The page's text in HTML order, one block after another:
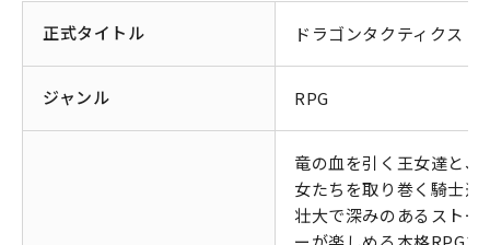
正式タイトル ドラゴンタクティクス
ジャンル RPG
竜の血を引く王女達と、
女たちを取り巻く騎士達
壮大で深みのあるストー